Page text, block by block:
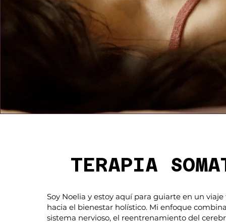
TERAPIA
Soy Noelia y estoy aquí para guiarte en un
hacia el bienestar holístico. Mi enfoque
sistema nervioso, el reentrenamiento del